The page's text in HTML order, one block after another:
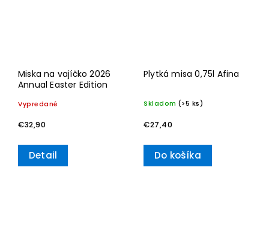
Miska na vajíčko 2026
Annual Easter Edition
Vypredané
€32,90
Detail
Plytká misa 0,75l Afina
Skladom (>5 ks)
€27,40
Do košíka